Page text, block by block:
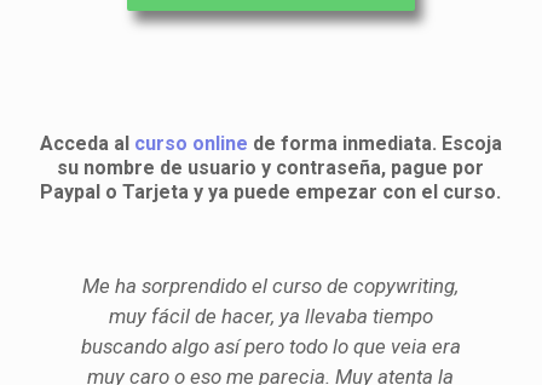
Acceda al curso online de forma inmediata. Escoja
su nombre de usuario y contraseña, pague por
Paypal o Tarjeta y ya puede empezar con el curso.
Me ha sorprendido el curso de copywriting,
muy fácil de hacer, ya llevaba tiempo
buscando algo así pero todo lo que veia era
muy caro o eso me parecia. Muy atenta la